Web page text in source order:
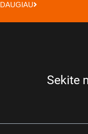
DAUGIAU
Sekite